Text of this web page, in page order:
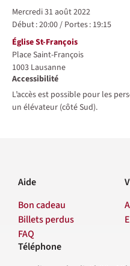
mercredi 31 août 2022
Début :20:00/ Portes : 19:15
Lieu
Église St-François
Place Saint-François
1003 Lausanne
Accessibilité
L’accès est possible pour les
un élévateur (côté Sud).
Aide
Bon cadeau
Billets perdus
FAQ
Contact
Téléphone